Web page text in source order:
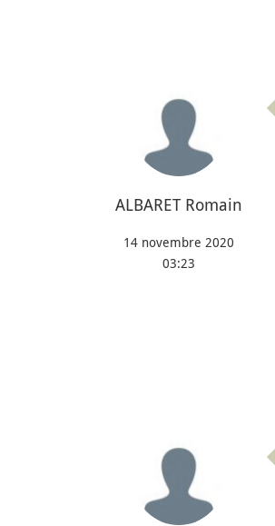
ALBARET Romain
14 novembre 2020
03:23